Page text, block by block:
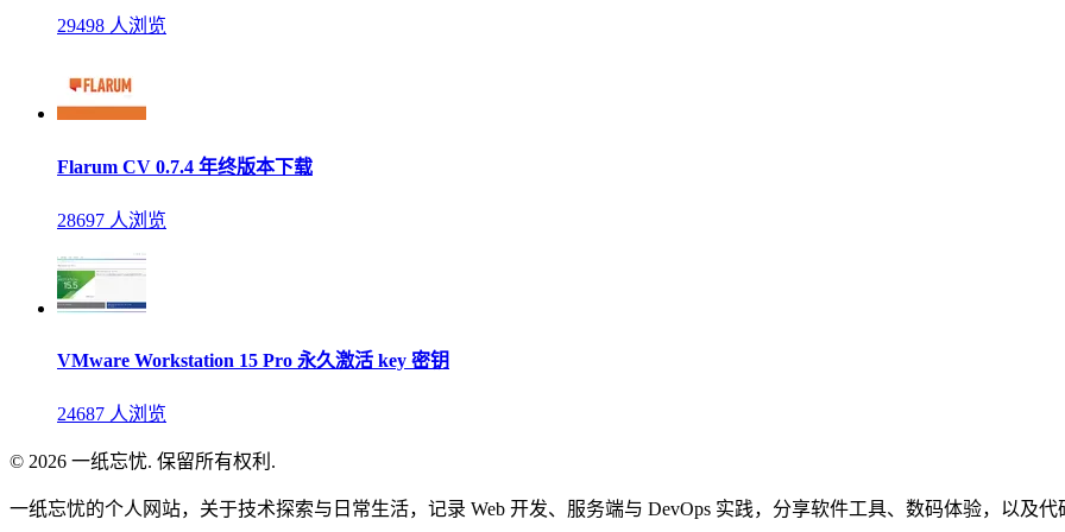
29498 人浏览
Flarum CV 0.7.4 年终版本下载
28697 人浏览
VMware Workstation 15 Pro 永久激活 key 密钥
24687 人浏览
© 2026 一纸忘忧. 保留所有权利.
一纸忘忧的个人网站，关于技术探索与日常生活，记录 Web 开发、服务端与 DevOps 实践，分享软件工具、数码体验，以及代